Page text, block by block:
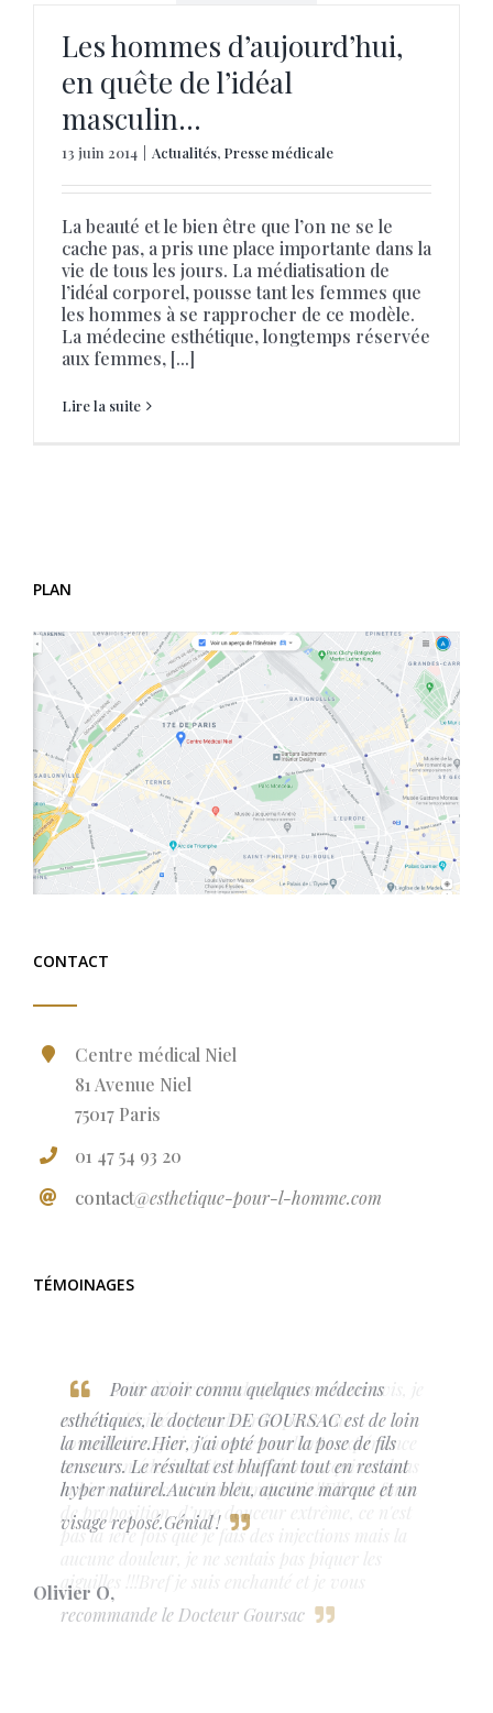
Les hommes d’aujourd’hui,
en quête de l’idéal
masculin…
13 juin 2014 Actualités, Presse médicale
La beauté et le bien être que l’on ne se le
cache pas, a pris une place importante dans la
vie de tous les jours. La médiatisation de
l’idéal corporel, pousse tant les femmes que
les hommes à se rapprocher de ce modèle.
La médecine esthétique, longtemps réservée
aux femmes, [...]
Lire la suite
PLAN
CONTACT
Centre médical Niel
81 Avenue Niel
75017 Paris
01 47 54 93 20
contact@esthetique-pour-l-homme.com
TÉMOINAGES
Pour avoir connu quelques médecins
esthétiques, le docteur DE GOURSAC est de loin
la meilleure.Hier, j'ai opté pour la pose de fils
tenseurs. Le résultat est bluffant tout en restant
hyper naturel.Aucun bleu, aucune marque et un
visage reposé.Génial !
Olivier O,